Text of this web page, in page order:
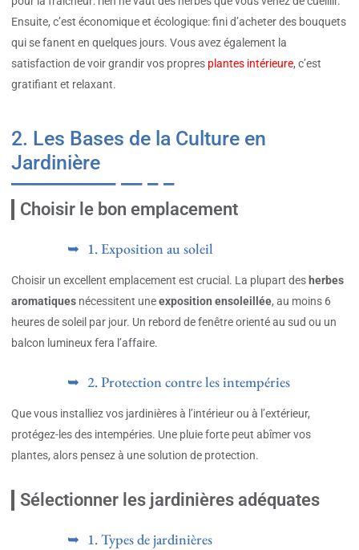
Ensuite, c’est économique et écologique: fini d’acheter des bouquets
qui se fanent en quelques jours. Vous avez également la
satisfaction de voir grandir vos propres plantes intérieure, c’est
gratifiant et relaxant.
2. Les Bases de la Culture en
Jardinière
Choisir le bon emplacement
1. Exposition au soleil
Choisir un excellent emplacement est crucial. La plupart des herbes
aromatiques nécessitent uneexposition ensoleillée, au moins 6
heures de soleil par jour. Un rebord de fenêtre orienté au sud ou un
balcon lumineux fera l’affaire.
2. Protection contre les intempéries
Que vous installiez vos jardinières à l’intérieur ou à l’extérieur,
protégez-les des intempéries. Une pluie forte peut abîmer vos
plantes, alors pensez à une solution de protection.
Sélectionner les jardinières adéquates
1. Types de jardinières